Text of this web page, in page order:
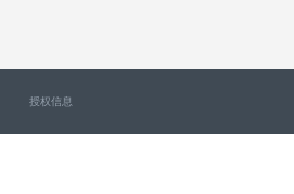
授权信息